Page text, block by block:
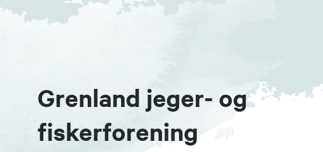
Grenland jeger- og
fiskerforening